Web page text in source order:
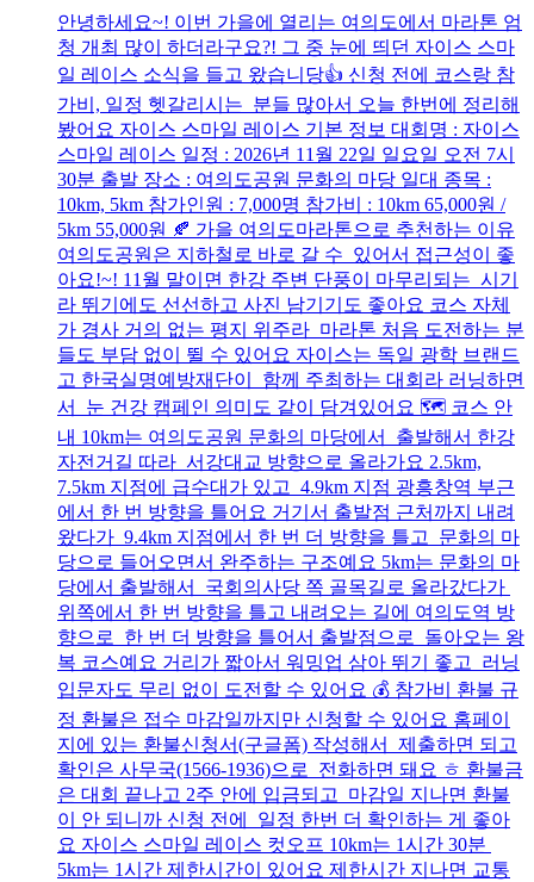
안녕하세요~! 이번 가을에 열리는 여의도에서 마라톤 엄
청 개최 많이 하더라구요?! 그 중 눈에 띄던 자이스 스마
일 레이스 소식을 들고 왔습니당👍 신청 전에 코스랑 참
가비, 일정 헷갈리시는 분들 많아서 오늘 한번에 정리해
봤어요 자이스 스마일 레이스 기본 정보 대회명 : 자이스
스마일 레이스 일정 : 2026년 11월 22일 일요일 오전 7시
30분 출발 장소 : 여의도공원 문화의 마당 일대 종목 :
10km, 5km 참가인원 : 7,000명 참가비 : 10km 65,000원 /
5km 55,000원 🍂 가을 여의도마라톤으로 추천하는 이유
여의도공원은 지하철로 바로 갈 수 있어서 접근성이 좋
아요!~! 11월 말이면 한강 주변 단풍이 마무리되는 시기
라 뛰기에도 선선하고 사진 남기기도 좋아요 코스 자체
가 경사 거의 없는 평지 위주라 마라톤 처음 도전하는 분
들도 부담 없이 뛸 수 있어요 자이스는 독일 광학 브랜드
고 한국실명예방재단이 함께 주최하는 대회라 러닝하면
서 눈 건강 캠페인 의미도 같이 담겨있어요 🗺️ 코스 안
내 10km는 여의도공원 문화의 마당에서 출발해서 한강
자전거길 따라 서강대교 방향으로 올라가요 2.5km,
7.5km 지점에 급수대가 있고 4.9km 지점 광흥창역 부근
에서 한 번 방향을 틀어요 거기서 출발점 근처까지 내려
왔다가 9.4km 지점에서 한 번 더 방향을 틀고 문화의 마
당으로 들어오면서 완주하는 구조예요 5km는 문화의 마
당에서 출발해서 국회의사당 쪽 골목길로 올라갔다가
위쪽에서 한 번 방향을 틀고 내려오는 길에 여의도역 방
향으로 한 번 더 방향을 틀어서 출발점으로 돌아오는 왕
복 코스예요 거리가 짧아서 워밍업 삼아 뛰기 좋고 러닝
입문자도 무리 없이 도전할 수 있어요 💰 참가비 환불 규
정 환불은 접수 마감일까지만 신청할 수 있어요 홈페이
지에 있는 환불신청서(구글폼) 작성해서 제출하면 되고
확인은 사무국(1566-1936)으로 전화하면 돼요 ㅎ 환불금
은 대회 끝나고 2주 안에 입금되고 마감일 지나면 환불
이 안 되니까 신청 전에 일정 한번 더 확인하는 게 좋아
요 자이스 스마일 레이스 컷오프 10km는 1시간 30분
5km는 1시간 제한시간이 있어요 제한시간 지나면 교통